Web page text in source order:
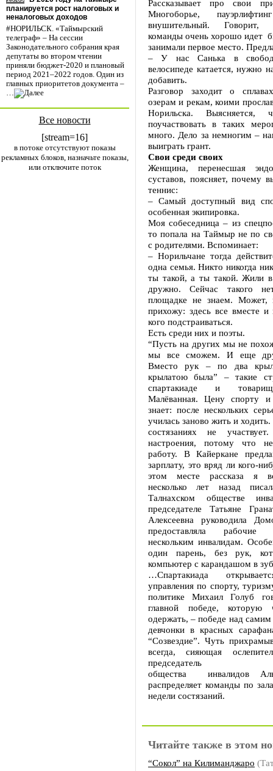
планируется рост налоговых и
неналоговых доходов
#НОРИЛЬСК. «Таймырский
телеграф» – На сессии
Законодательного собрания края
депутаты во втором чтении
приняли бюджет-2020 и плановый
период 2021–2022 годов. Один из
главных приоритетов документа –
…
Все новости
[stream=16]
в потоке отсутствуют показы
рекламных блоков, назначьте показы,
или отключите поток
Рассказывает про свои
Многоборье,
внушительный. Говорит,
команды очень хорошо идет
занимали первое место.
– У нас Санька в
велосипеде катается, нужно
добавить.
Разговор заходит о
озерам и рекам, коими
Норильска. Выясняется,
поучаствовать в таких
много. Дело за немногим –
выиграть грант.
Свои среди своих
Женщина, перенесшая
суставов, поясняет, почему
теннис:
– Самый доступный вид
особенная экипировка.
Моя собеседница – из
то попала на Таймыр не по
с родителями. Вспоминает:
– Норильчане тогда
одна семья. Никто никогда
ты такой, а ты такой. Жили в
дружно. Сейчас такого
площадке не знаем.
прихожу: здесь все вместе
кого подстраиваться.
Есть среди них и поэты.
“Пусть на других мы не
мы все сможем. И еще
Вместо рук – по два
крылатою была” – такие
спартакиаде и
Малёванная. Цену спорту
знает: после нескольких
училась заново жить и
состязаниях не
настроения, потому что
работу. В Кайеркане
зарплату, это вряд ли кого-
этом месте рассказа я
несколько лет назад
Талнахском обществе
председателе Татьяне
Алексеевна руководила
предоставляла
нескольким инвалидам.
один парень, без рук,
компьютер с карандашом в
…Спартакиада
управления по спорту,
политике Михаил Голуб
главной победе, которую
одержать, – победе над
девчонки в красных
“Созвездие”. Чуть
всегда, сияющая
председатель
общества инвалидов
распределяет команды по
недели состязаний.
Читайте также в этом
“Сокол” на Килиманджаро